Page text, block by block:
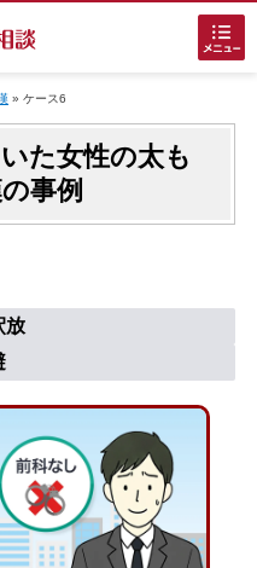
頼
» ケース6
た女性の太も
事例
放